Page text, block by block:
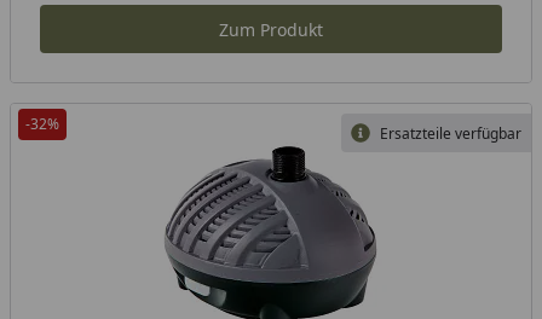
Zum Produkt
-32% Ersatzteile verfügbar